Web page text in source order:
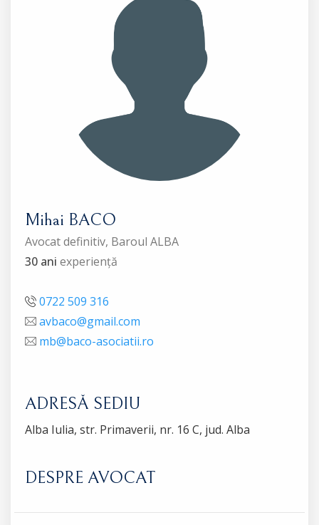
Mihai BACO
Avocat definitiv, Baroul ALBA
30 ani experiență
0722 509 316
avbaco@gmail.com
mb@baco-asociatii.ro
ADRESĂ SEDIU
Alba Iulia, str. Primaverii, nr. 16 C, jud. Alba
DESPRE AVOCAT